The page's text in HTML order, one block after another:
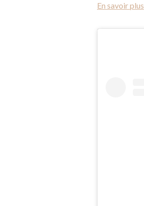
En savoir plus